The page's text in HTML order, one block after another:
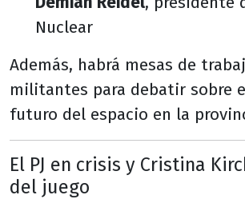
Nuclear
Además, habrá mesas de
militantes para debatir sobre
futuro del espacio en la
El PJ en crisis y Cristina
del juego